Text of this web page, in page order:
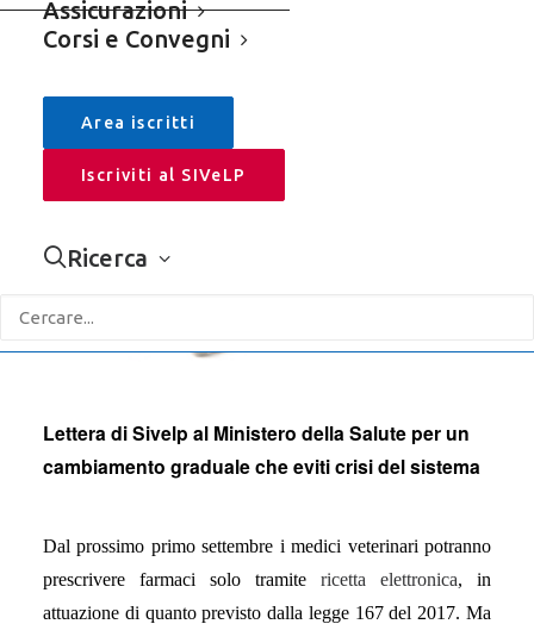
Assicurazioni
Corsi e Convegni
Area iscritti
Iscriviti al SIVeLP
Ricerca
Lettera di Sivelp al Ministero della Salute per un
cambiamento graduale che eviti crisi del sistema
Dal prossimo primo settembre i medici veterinari potranno
prescrivere farmaci solo tramite ricetta elettronica, in
attuazione di quanto previsto dalla legge 167 del 2017. Ma
Cerca
Categorie
Assicurazioni
Argomenti in evidenza